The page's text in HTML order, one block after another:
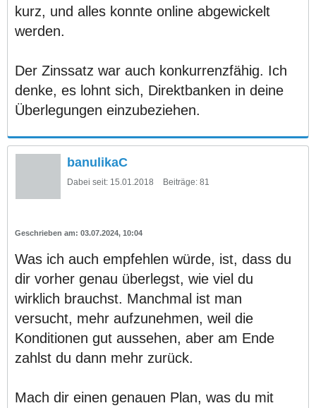
kurz, und alles konnte online abgewickelt
werden.
Der Zinssatz war auch konkurrenzfähig. Ich
denke, es lohnt sich, Direktbanken in deine
Überlegungen einzubeziehen.
banulikaC
Dabei seit: 15.01.2018 Beiträge: 81
03.07.2024, 10:04
Was ich auch empfehlen würde, ist, dass du
dir vorher genau überlegst, wie viel du
wirklich brauchst. Manchmal ist man
versucht, mehr aufzunehmen, weil die
Konditionen gut aussehen, aber am Ende
zahlst du dann mehr zurück.
Mach dir einen genauen Plan, was du mit